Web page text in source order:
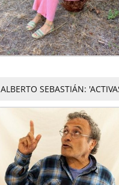
ALBERTO SEBASTIÁN: